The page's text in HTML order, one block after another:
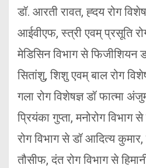
डॉ. आरती रावत, ह्दय रोग
आईवीएफ, स्त्री एवम् प्रसूति
मेडिसिन विभाग से फिजीशियन
सितांशु, शिशु एवम् बाल रोग
गला रोग विशेषज्ञ डॉ फात्मा
प्रियंका गुप्ता, मनोरोग विभाग
रोग विभाग से डॉ आदित्य कुमार,
तौसीफ, दंत रोग विभाग से